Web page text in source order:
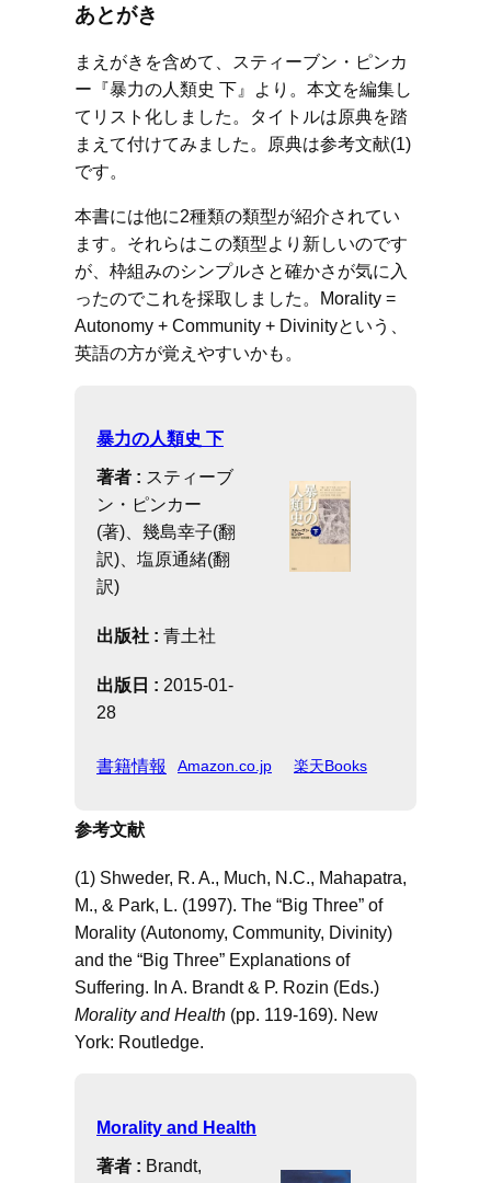
あとがき
まえがきを含めて、スティーブン・ピンカ
ー『暴力の人類史 下』より。本文を編集し
てリスト化しました。タイトルは原典を踏
まえて付けてみました。原典は参考文献(1)
です。
本書には他に2種類の類型が紹介されてい
ます。それらはこの類型より新しいのです
が、枠組みのシンプルさと確かさが気に入
ったのでこれを採取しました。Morality =
Autonomy + Community + Divinityという、
英語の方が覚えやすいかも。
暴力の人類史 下
著者 : スティーブ
ン・ピンカー
(著)、幾島幸子(翻
訳)、塩原通緒(翻
訳)
出版社 : 青土社
出版日 : 2015-01-
28
書籍情報 Amazon.co.jp 楽天Books
参考文献
(1) Shweder, R. A., Much, N.C., Mahapatra,
M., & Park, L. (1997). The “Big Three” of
Morality (Autonomy, Community, Divinity)
and the “Big Three” Explanations of
Suffering. In A. Brandt & P. Rozin (Eds.)
Morality and Health (pp. 119-169). New
York: Routledge.
Morality and Health
著者 : Brandt,